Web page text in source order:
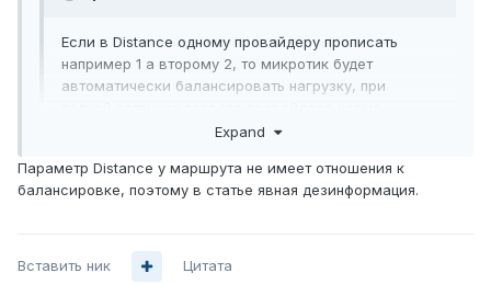
Если в Distance одному провайдеру прописать
например 1 а второму 2, то микротик будет
автоматически балансировать нагрузку, при
запросы пойдут ко второму.
И тут закрались смутные сомнения действительно ли это
так?
Expand
Параметр Distance у маршрута не имеет отношения к
балансировке, поэтому в статье явная дезинформация.
Вставить ник Цитата